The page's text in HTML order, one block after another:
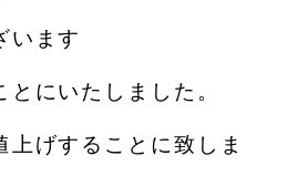
います
にいたしました。
げすることに致しま